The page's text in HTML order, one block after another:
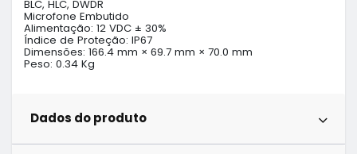
BLC, HLC, DWDR
Microfone Embutido
Alimentação: 12 VDC ± 30%
Índice de Proteção: IP67
Dimensões: 166.4 mm × 69.7 mm × 70.0 mm
Peso: 0.34 Kg
Dados do produto